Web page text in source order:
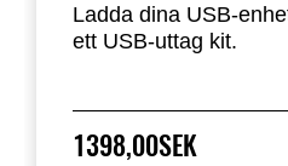
Ladda dina USB-
ett USB-uttag kit.
1398,00SEK